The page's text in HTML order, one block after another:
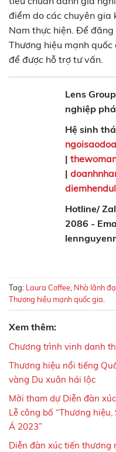
điểm do các chuyên
Nam thực hiện. Để
Thương hiệu mạnh
để được hỗ trợ tư vấn.
Lens Group
nghiệp
Hệ sinh
|
|
Hotline/
2086 -
Tag: Laura Coffee, Nhà lãnh
Thương hiệu mạnh quốc gia.
Xem thêm:
Chương trình vinh danh
Thương hiệu nổi tiếng
vàng Du xuân hái lộc
Mời tham dự Diễn đàn
Lễ công bố “Thương
Á 2023”
Diễn đàn xúc tiến thương